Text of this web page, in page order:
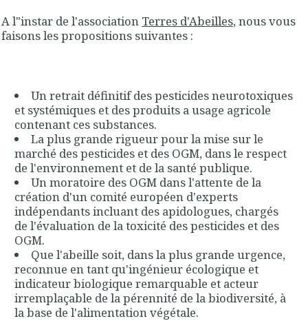
A l"instar de l'association Terres d'Abeilles, nous vous
faisons les propositions suivantes :
Un retrait définitif des pesticides neurotoxiques
et systémiques et des produits a usage agricole
contenant ces substances.
La plus grande rigueur pour la mise sur le
marché des pesticides et des OGM, dans le respect
de l'environnement et de la santé publique.
Un moratoire des OGM dans l'attente de la
création d'un comité européen d'experts
indépendants incluant des apidologues, chargés
de l'évaluation de la toxicité des pesticides et des
OGM.
Que l'abeille soit, dans la plus grande urgence,
reconnue en tant qu'ingénieur écologique et
indicateur biologique remarquable et acteur
irremplaçable de la pérennité de la biodiversité, à
la base de l'alimentation végétale.